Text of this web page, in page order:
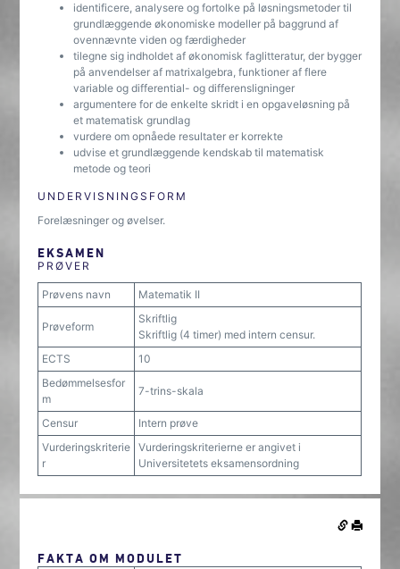
identificere, analysere og fortolke på løsningsmetoder til
grundlæggende økonomiske modeller på baggrund af
ovennævnte viden og færdigheder
tilegne sig indholdet af økonomisk faglitteratur, der bygger
på anvendelser af matrixalgebra, funktioner af flere
variable og differential- og differensligninger
argumentere for de enkelte skridt i en opgaveløsning på
et matematisk grundlag
vurdere om opnåede resultater er korrekte
udvise et grundlæggende kendskab til matematisk
metode og teori
UNDERVISNINGSFORM
Forelæsninger og øvelser.
EKSAMEN
PRØVER
Prøvens navn Matematik II
Prøveform
Skriftlig
Skriftlig (4 timer) med intern censur.
ECTS
10
Bedømmelsesfor
m
7-trins-skala
Censur
Intern prøve
Vurderingskriterie
r
Vurderingskriterierne er angivet i
Universitetets eksamensordning
FAKTA OM MODULET